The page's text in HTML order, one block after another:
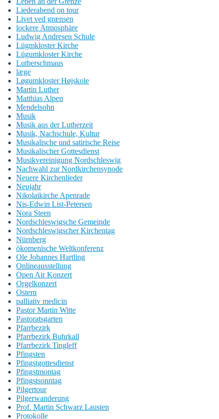
Liederabend on tour
Livet ved grænsen
lockere Atmosphäre
Ludwig Andresen Schule
Lügmkloster Kirche
Lügumkloster Kirche
Lutherschmaus
læge
Løgumkloster Højskole
Martin Luther
Matthias Alpen
Mendelsohn
Musik
Musik aus der Lutherzeit
Musik, Nachschule, Kultur
Musikalische und satirische Reise
Musikalischer Gottesdienst
Musikvereinigung Nordschleswig
Nachwahl zur Nordkirchensynode
Neuere Kirchenlieder
Neujahr
Nikolaikirche Apenrade
Nis-Edwin List-Petersen
Nora Steen
Nordschleswigsche Gemeinde
Nordschleswigscher Kirchentag
Nürnberg
ökomenische Weltkonferenz
Ole Johannes Hartling
Onlineausstellung
Open Air Konzert
Orgelkonzert
Ostern
palliativ medicin
Pastor Martin Witte
Pastoratsgarten
Pfarrbezirk
Pfarrbezirk Buhrkall
Pfarrbezirk Tingleff
Pfingsten
Pfingstgottesdienst
Pfingstmontag
Pfingstsonntag
Pilgertour
Pilgerwanderung
Prof. Martin Schwarz Lausten
Protokolle